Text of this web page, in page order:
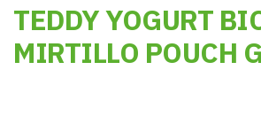
TEDDY YOGURT
MIRTILLO POUCH